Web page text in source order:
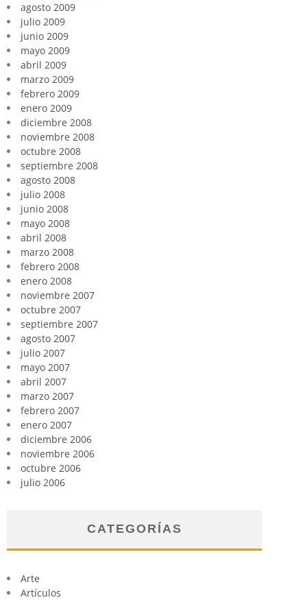
agosto 2009
julio 2009
junio 2009
mayo 2009
abril 2009
marzo 2009
febrero 2009
enero 2009
diciembre 2008
noviembre 2008
octubre 2008
septiembre 2008
agosto 2008
julio 2008
junio 2008
mayo 2008
abril 2008
marzo 2008
febrero 2008
enero 2008
noviembre 2007
octubre 2007
septiembre 2007
agosto 2007
julio 2007
mayo 2007
abril 2007
marzo 2007
febrero 2007
enero 2007
diciembre 2006
noviembre 2006
octubre 2006
julio 2006
CATEGORÍAS
Arte
Artículos